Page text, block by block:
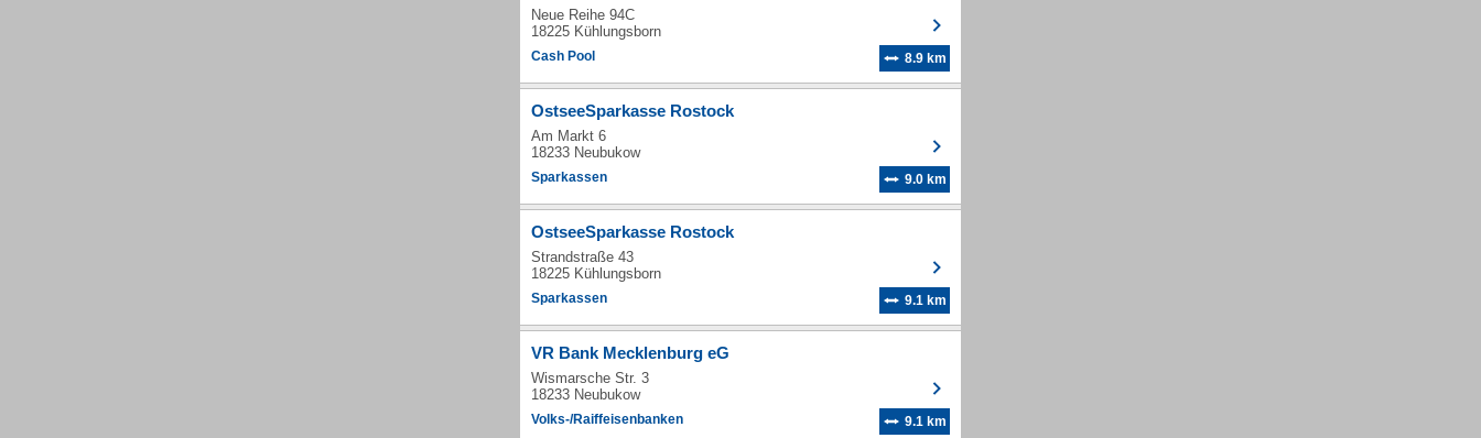
Neue Reihe 94C
18225 Kühlungsborn
Cash Pool 8.9 km
OstseeSparkasse Rostock
Am Markt 6
18233 Neubukow
Sparkassen 9.0 km
OstseeSparkasse Rostock
Strandstraße 43
18225 Kühlungsborn
Sparkassen 9.1 km
VR Bank Mecklenburg eG
Wismarsche Str. 3
18233 Neubukow
Volks-/Raiffeisenbanken 9.1 km